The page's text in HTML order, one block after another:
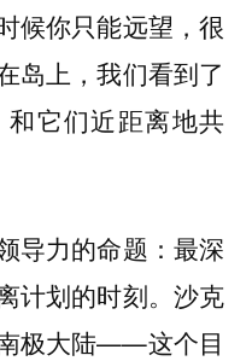
候你只能远望，很
岛上，我们看到了
它们近距离地共
导力的命题： 最深
计划的时刻。 沙克
极大陆——这个目